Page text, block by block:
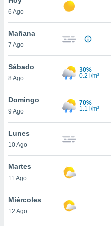
en
más
nuestra
de
cookies
aceptar
6 Ago
Mañana
7 Ago
Sábado
8 Ago
30%
0.2 l/m²
Domingo
9 Ago
70%
1.1 l/m²
Lunes
10 Ago
Martes
11 Ago
Miércoles
12 Ago